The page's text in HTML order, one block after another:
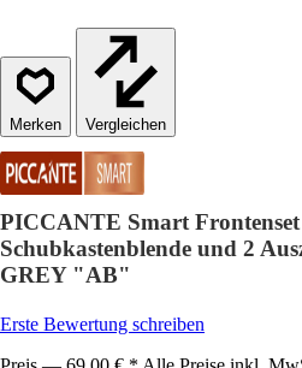
Vergleichen
PICCANTE Smart
Schubkastenblende und 2
GREY "AB"
Erste Bewertung schreiben